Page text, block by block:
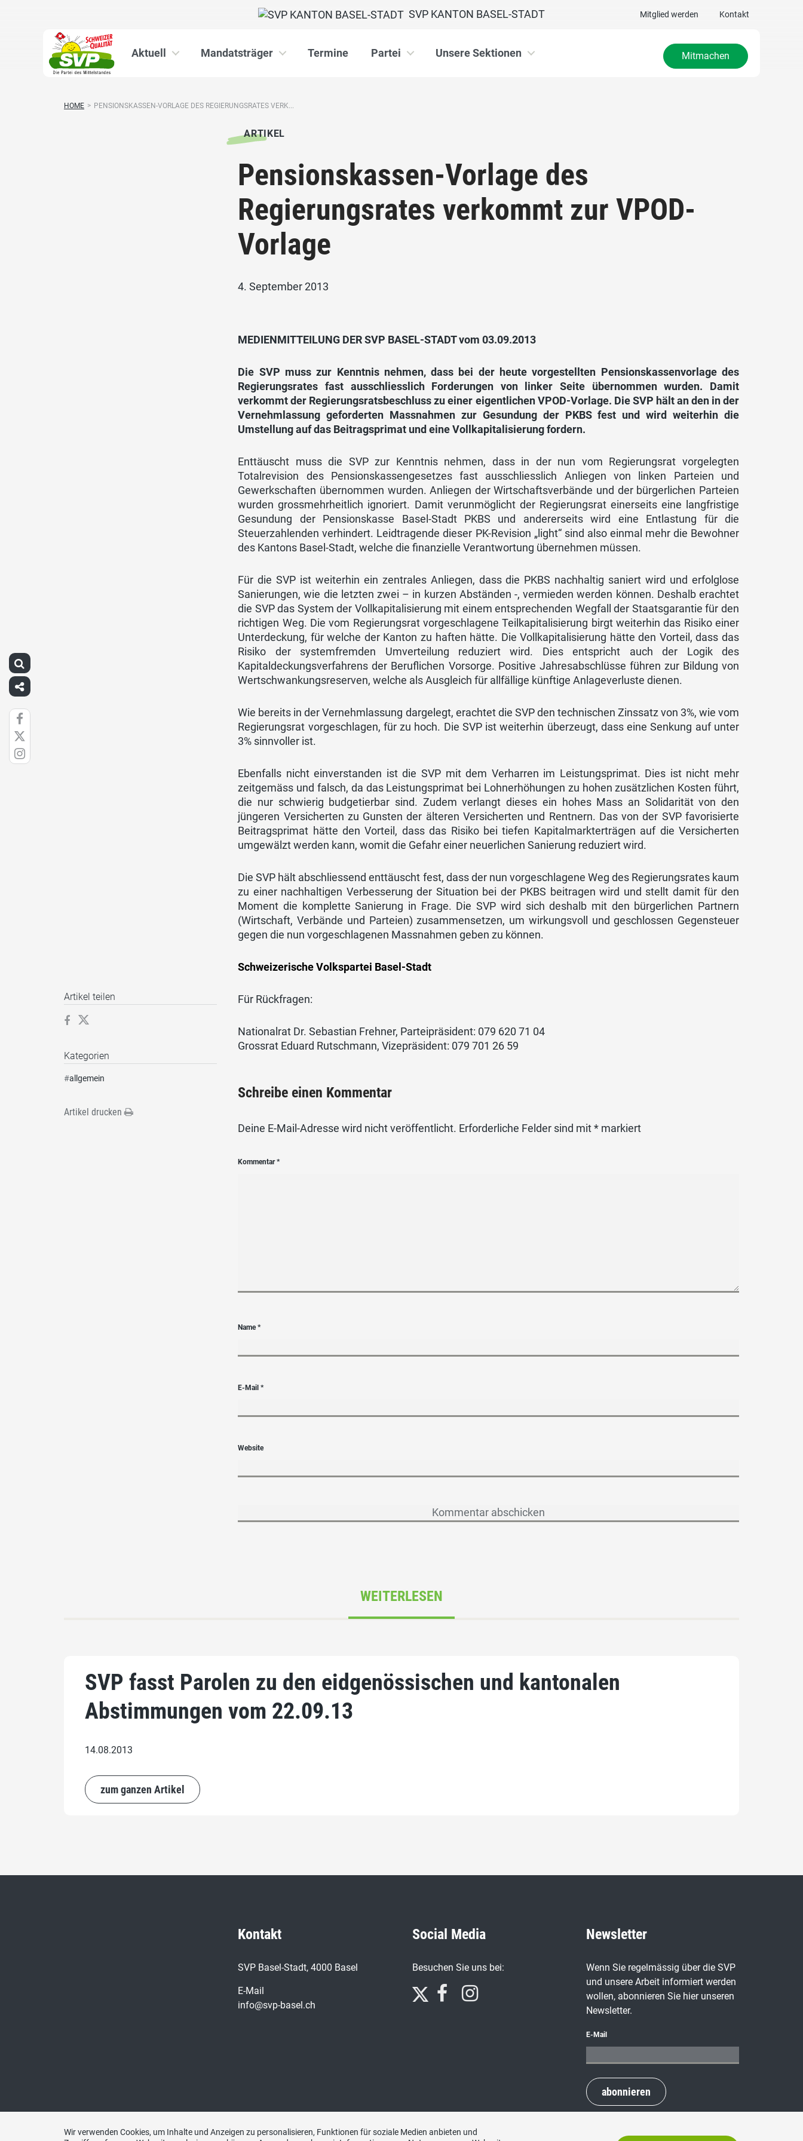
Mitglied werden Kontakt
SVP KANTON BASEL-STADT
Aktuell Mandatsträger Termine Partei Unsere Sektionen Mitmachen
HOME > PENSIONSKASSEN-VORLAGE DES REGIERUNGSRATES VERK...
ARTIKEL
Pensionskassen-Vorlage des
Regierungsrates verkommt zur VPOD-
Vorlage
4. September 2013
MEDIENMITTEILUNG DER SVP BASEL-STADT vom 03.09.2013
Die SVP muss zur Kenntnis nehmen, dass bei der heute vorgestellten Pensionskassenvorlage des
Regierungsrates fast ausschliesslich Forderungen von linker Seite übernommen wurden. Damit
verkommt der Regierungsratsbeschluss zu einer eigentlichen VPOD-Vorlage. Die SVP hält an den in der
Vernehmlassung geforderten Massnahmen zur Gesundung der PKBS fest und wird weiterhin die
Umstellung auf das Beitragsprimat und eine Vollkapitalisierung fordern.
Enttäuscht muss die SVP zur Kenntnis nehmen, dass in der nun vom Regierungsrat vorgelegten
Totalrevision des Pensionskassengesetzes fast ausschliesslich Anliegen von linken Parteien und
Gewerkschaften übernommen wurden. Anliegen der Wirtschaftsverbände und der bürgerlichen Parteien
wurden grossmehrheitlich ignoriert. Damit verunmöglicht der Regierungsrat einerseits eine langfristige
Gesundung der Pensionskasse Basel-Stadt PKBS und andererseits wird eine Entlastung für die
Steuerzahlenden verhindert. Leidtragende dieser PK-Revision „light“ sind also einmal mehr die Bewohner
des Kantons Basel-Stadt, welche die finanzielle Verantwortung übernehmen müssen.
Für die SVP ist weiterhin ein zentrales Anliegen, dass die PKBS nachhaltig saniert wird und erfolglose
Sanierungen, wie die letzten zwei – in kurzen Abständen -, vermieden werden können. Deshalb erachtet
die SVP das System der Vollkapitalisierung mit einem entsprechenden Wegfall der Staatsgarantie für den
richtigen Weg. Die vom Regierungsrat vorgeschlagene Teilkapitalisierung birgt weiterhin das Risiko einer
Unterdeckung, für welche der Kanton zu haften hätte. Die Vollkapitalisierung hätte den Vorteil, dass das
Risiko der systemfremden Umverteilung reduziert wird. Dies entspricht auch der Logik des
Kapitaldeckungsverfahrens der Beruflichen Vorsorge. Positive Jahresabschlüsse führen zur Bildung von
Wertschwankungsreserven, welche als Ausgleich für allfällige künftige Anlageverluste dienen.
Wie bereits in der Vernehmlassung dargelegt, erachtet die SVP den technischen Zinssatz von 3%, wie vom
Regierungsrat vorgeschlagen, für zu hoch. Die SVP ist weiterhin überzeugt, dass eine Senkung auf unter
3% sinnvoller ist.
Ebenfalls nicht einverstanden ist die SVP mit dem Verharren im Leistungsprimat. Dies ist nicht mehr
zeitgemäss und falsch, da das Leistungsprimat bei Lohnerhöhungen zu hohen zusätzlichen Kosten führt,
die nur schwierig budgetierbar sind. Zudem verlangt dieses ein hohes Mass an Solidarität von den
jüngeren Versicherten zu Gunsten der älteren Versicherten und Rentnern. Das von der SVP favorisierte
Beitragsprimat hätte den Vorteil, dass das Risiko bei tiefen Kapitalmarkterträgen auf die Versicherten
umgewälzt werden kann, womit die Gefahr einer neuerlichen Sanierung reduziert wird.
Die SVP hält abschliessend enttäuscht fest, dass der nun vorgeschlagene Weg des Regierungsrates kaum
zu einer nachhaltigen Verbesserung der Situation bei der PKBS beitragen wird und stellt damit für den
Moment die komplette Sanierung in Frage. Die SVP wird sich deshalb mit den bürgerlichen Partnern
(Wirtschaft, Verbände und Parteien) zusammensetzen, um wirkungsvoll und geschlossen Gegensteuer
gegen die nun vorgeschlagenen Massnahmen geben zu können.
Schweizerische Volkspartei Basel-Stadt
Für Rückfragen:
Nationalrat Dr. Sebastian Frehner, Parteipräsident: 079 620 71 04
Grossrat Eduard Rutschmann, Vizepräsident: 079 701 26 59
Schreibe einen Kommentar
Deine E-Mail-Adresse wird nicht veröffentlicht. Erforderliche Felder sind mit* markiert
Kommentar*
Name*
E-Mail*
Website
Artikel teilen
Kategorien
#allgemein
Artikel drucken
WEITERLESEN
SVP fasst Parolen zu den eidgenössischen und kantonalen
Abstimmungen vom 22.09.13
14.08.2013
zum ganzen Artikel
Kontakt
SVP Basel-Stadt, 4000 Basel
E-Mail
info@svp-basel.ch
Social Media
Besuchen Sie uns bei:
Newsletter
Wenn Sie regelmässig über die SVP
und unsere Arbeit informiert werden
wollen, abonnieren Sie hier unseren
Newsletter.
E-Mail
abonnieren
Wir verwenden Cookies, um Inhalte und Anzeigen zu personalisieren, Funktionen für soziale Medien anbieten und